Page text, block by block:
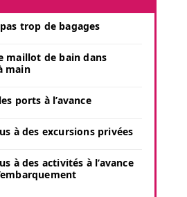
trop de bagages
maillot de bain dans
main
ports à l’avance
à des excursions privées
à des activités à l’avance